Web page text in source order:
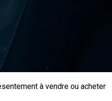
à vendre ou acheter